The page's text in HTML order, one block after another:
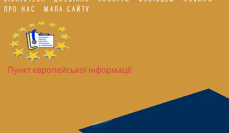
ПРО НАС
МАПА САЙТУ
Пункт європейської інформації